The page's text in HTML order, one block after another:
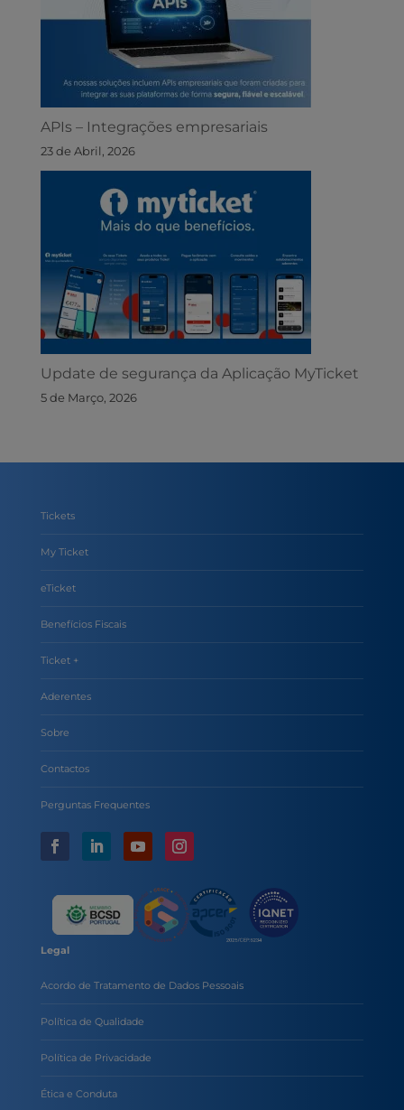
APIs – Integrações empresariais
23 de Abril, 2026
Update de segurança da Aplicação MyTicket
5 de Março, 2026
Tickets
My Ticket
eTicket
Benefícios Fiscais
Ticket +
Aderentes
Sobre
Contactos
Perguntas Frequentes
Legal
Acordo de Tratamento de Dados Pessoais
Política de Qualidade
Política de Privacidade
Ética e Conduta